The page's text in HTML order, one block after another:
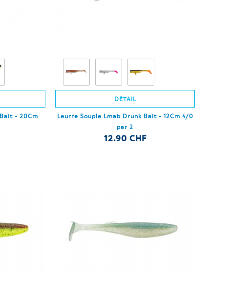
- 20Cm
DÉTAIL
Leurre Souple Lmab Drunk Bait - 12Cm 4/0
par 2
12.90 CHF